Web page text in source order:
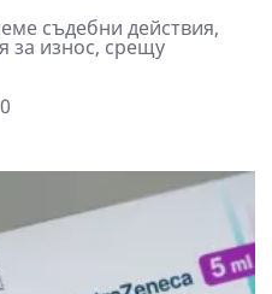
съдебни действия,
за износ, срещу
0